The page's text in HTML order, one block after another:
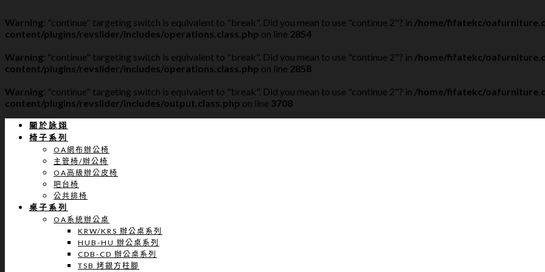
Warning: "continue" targeting switch is equivalent to "break". Did you mean to use "continue 2"? in /home/fifatekc/
content/plugins/revslider/includes/operations.class.php on line 2854
Warning: "continue" targeting switch is equivalent to "break". Did you mean to use "continue 2"? in /home/fifatekc/
content/plugins/revslider/includes/operations.class.php on line 2858
Warning: "continue" targeting switch is equivalent to "break". Did you mean to use "continue 2"? in /home/fifatekc/
content/plugins/revslider/includes/output.class.php on line 3708
關於詠翊
椅子系列
OA網布辦公椅
主管椅/辦公椅
OA高級辦公皮椅
吧台椅
公共排椅
桌子系列
OA系統辦公桌
KRW/KRS 辦公桌系列
HUB-HU 辦公桌系列
CDB-CD 辦公桌系列
TSB 烤銀方柱腳